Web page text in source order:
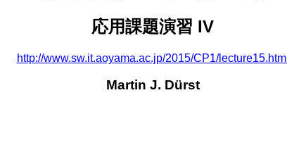
応用課題演習 IV
http://www.sw.it.aoyama.ac.jp/2015/CP1/lecture15.html
Martin J. Dürst